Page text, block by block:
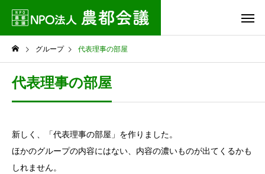
グループ 代表理事の部屋
代表理事の部屋
新しく、「代表理事の部屋」を作りました。
ほかのグループの内容にはない、内容の濃いものが出てくるかも
しれません。